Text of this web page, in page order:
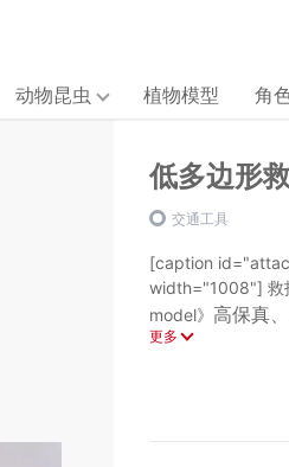
动物昆虫 植物模型 角
低多边形
交通工具
[caption
width="1008"] 救护
model》 高保真
急场景而设计。
细节，从标志
模型信息
模型资产：高保
更多